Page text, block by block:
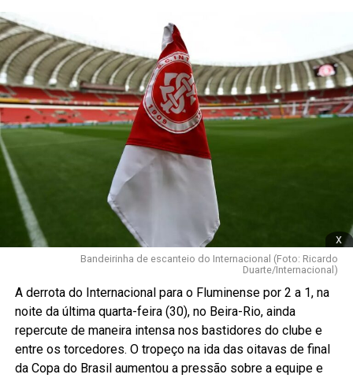
x
Bandeirinha de escanteio do Internacional (Foto: Ricardo
Duarte/Internacional)
A derrota do Internacional para o Fluminense por 2 a 1, na
noite da última quarta-feira (30), no Beira-Rio, ainda
repercute de maneira intensa nos bastidores do clube e
entre os torcedores. O tropeço na ida das oitavas de final
da Copa do Brasil aumentou a pressão sobre a equipe e